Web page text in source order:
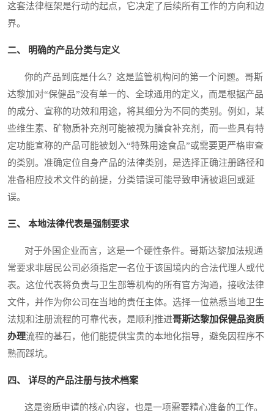
这套法律框架是行动的起点，它决定了后续所有工作的方向和边
界。
二、 明确的产品分类与定义
你的产品到底是什么？这是监管机构问的第一个问题。哥斯
达黎加对“保健品”没有单一的、全球通用的定义，而是根据产品
的成分、宣称的功效和用途，将其细分为不同的类别。例如，某
些维生素、矿物质补充剂可能被视为膳食补充剂，而一些具有特
定功能宣称的产品可能被划入“特殊用途食品”或需要更严格审查
的类别。准确定位自身产品的法律类别，是选择正确注册路径和
准备相应技术文件的前提，分类错误可能导致申请被退回或延
误。
三、 本地法律代表是强制要求
对于外国企业而言，这是一个硬性条件。哥斯达黎加法规通
常要求非居民公司必须指定一名位于该国境内的合法代理人或代
表。这位代表将负责与卫生部等机构的所有官方沟通，接收法律
文件，并作为你公司在当地的责任主体。选择一位熟悉当地卫生
法规和注册流程的可靠代表，是顺利推进哥斯达黎加保健品资质
办理流程的基石，他们能提供宝贵的本地化指导，避免因程序不
熟而踩坑。
四、 详尽的产品注册与技术档案
这是资质申请的核心内容，也是一项需要精心准备的工作。